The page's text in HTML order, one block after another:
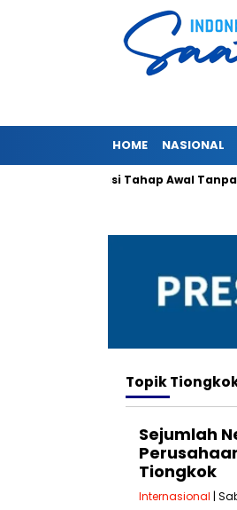
HOME NASIONAL
Deregulasi Tahap Awal Tanpa
Topik
Sejumlah
Tiongkok
Internasional |